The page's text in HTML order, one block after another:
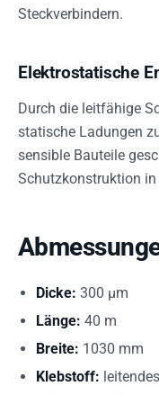
Steckverbindern.
Elektrostatische
Durch die leitfähige
statische Ladungen
sensible Bauteile
Schutzkonstruktion
Dicke: 300 µm
Länge: 40 m
Breite: 1030 mm
Klebstoff: